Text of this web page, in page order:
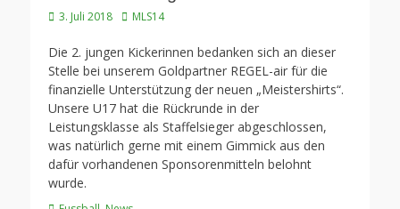
Veröffentlicht
3. Juli 2018 Autor
MLS14
Die 2. jungen Kickerinnen bedanken sich an dieser
Stelle bei unserem Goldpartner REGEL-air für die
finanzielle Unterstützung der neuen „Meistershirts“.
Unsere U17 hat die Rückrunde in der
Leistungsklasse als Staffelsieger abgeschlossen,
was natürlich gerne mit einem Gimmick aus den
dafür vorhandenen Sponsorenmitteln belohnt
wurde.